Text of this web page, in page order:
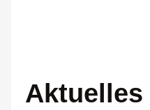
Aktuelles